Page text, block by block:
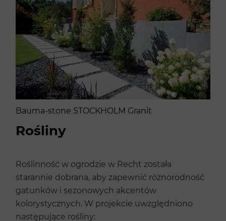
Bauma-stone STOCKHOLM Granit
Rośliny
Roślinność w ogrodzie w Recht została
starannie dobrana, aby zapewnić różnorodność
gatunków i sezonowych akcentów
kolorystycznych. W projekcie uwzględniono
następujące rośliny: